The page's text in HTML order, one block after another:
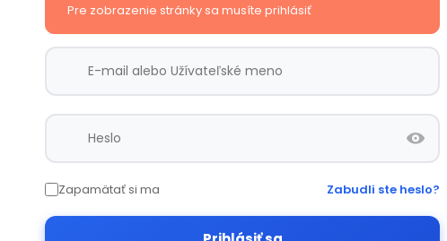
Pre zobrazenie stránky sa musíte prihlásiť
Zapamätať si ma Zabudli ste heslo?